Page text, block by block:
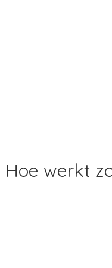
Hoe werkt